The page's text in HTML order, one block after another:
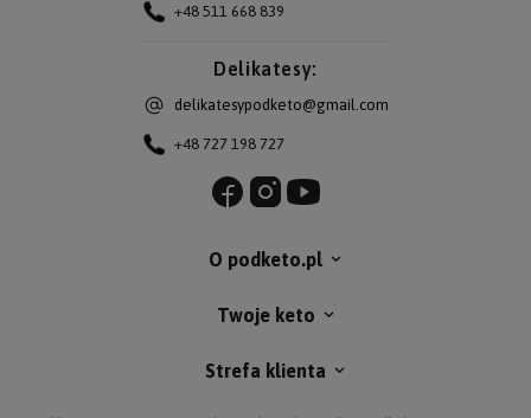
+48 511 668 839
Delikatesy:
delikatesypodketo@gmail.com
+48 727 198 727
O podketo.pl
Twoje keto
Strefa klienta